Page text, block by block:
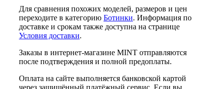
Для сравнения похожих моделей, размеров и цен
переходите в категорию Ботинки. Информация по
доставке и срокам также доступна на странице
Условия доставки.
Заказы в интернет-магазине MINT отправляются
после подтверждения и полной предоплаты.
Оплата на сайте выполняется банковской картой